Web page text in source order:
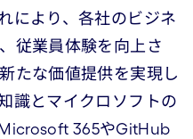
により、各社のビジネ
従業員体験を向上さ
たな価値提供を実現し
識とマイクロソフトの
365やGitHub